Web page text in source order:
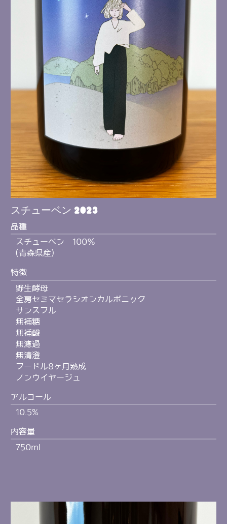
スチューベン 2023
品種
スチューベン 100％
(青森県産)
特徴
野生酵母
全房セミマセラシオンカルボニック
サンスフル
無補糖
無補酸
無濾過
無清澄
フードル8ヶ月熟成
ノンウイヤージュ
アルコール
10.5%
内容量
750ml